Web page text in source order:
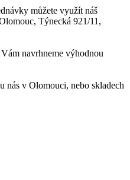
můžete využít náš
Týnecká 921/11,
navrhneme výhodnou
nás v Olomouci, nebo skladech